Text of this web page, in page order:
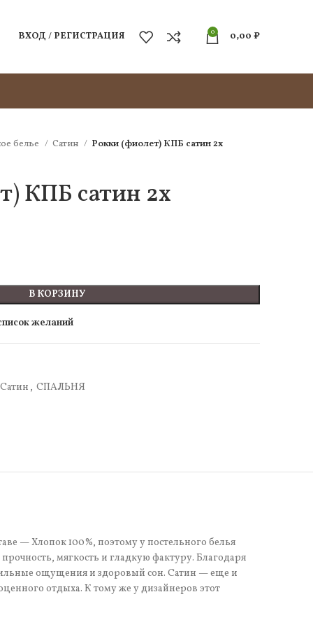
ВХОД / РЕГИСТРАЦИЯ 0 0,00 ₽
белье Сатин Рокки (фиолет) КПБ сатин 2х
КПБ сатин 2х
В КОРЗИНУ
желаний
Сатин , СПАЛЬНЯ
— Хлопок 100%, поэтому у постельного белья
мягкость и гладкую фактуру. Благодаря
ощущения и здоровый сон. Сатин — еще и
отдыха. К тому же у дизайнеров этот